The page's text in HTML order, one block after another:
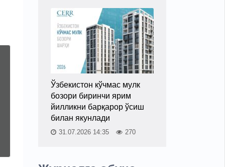
Ўзбекистон кўчмас мулк
бозори биринчи ярим
йилликни барқарор ўсиш
билан якунлади
31.07.2026 14:35 270